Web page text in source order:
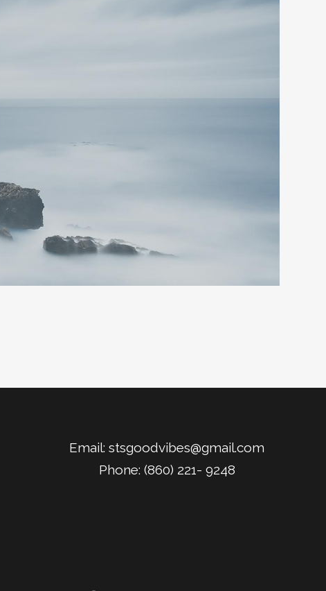
Email: stsgoodvibes@gmail.com
Phone: (860) 221- 9248